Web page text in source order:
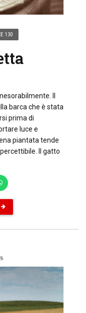
130
Il
barca che è stata
prima di
luce e
piantata tende
Il gatto